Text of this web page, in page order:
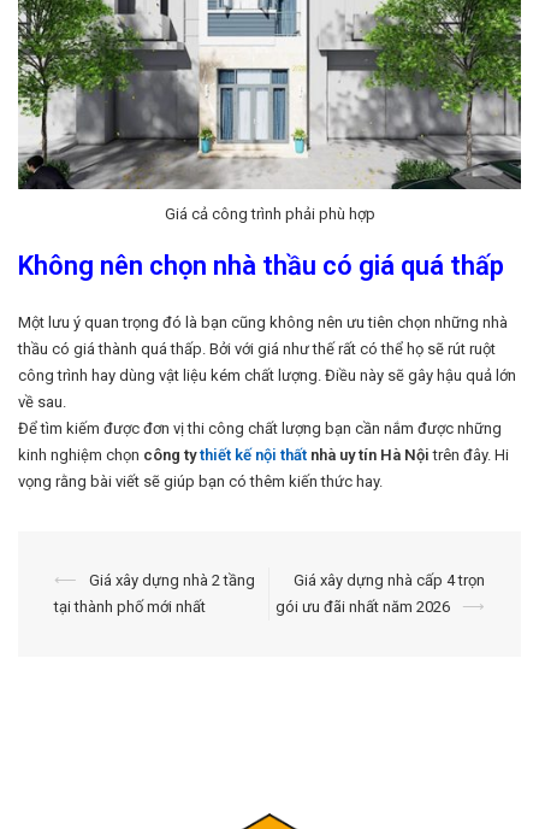
Giá cả công trình phải phù hợp
Không nên chọn nhà thầu có giá quá thấp
Một lưu ý quan trọng đó là bạn cũng không nên ưu tiên chọn những nhà
thầu có giá thành quá thấp. Bởi với giá như thế rất có thể họ sẽ rút ruột
công trình hay dùng vật liệu kém chất lượng. Điều này sẽ gây hậu quả lớn
về sau.
Để tìm kiếm được đơn vị thi công chất lượng bạn cần nắm được những
kinh nghiệm chọn công tythiết kế nội thất nhà uy tín Hà Nội trên đây. Hi
vọng rằng bài viết sẽ giúp bạn có thêm kiến thức hay.
Điều
hướng
⟵
Giá xây dựng nhà 2 tầng
tại thành phố mới nhất
Giá xây dựng nhà cấp 4 trọn
gói ưu đãi nhất năm 2026
⟶